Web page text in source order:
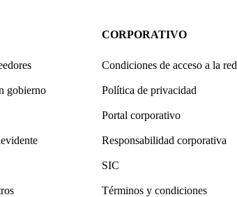
gobierno
CORPORATIVO
Condiciones de acceso a la red
Política de privacidad
Portal corporativo
Responsabilidad corporativa
SIC
Términos y condiciones